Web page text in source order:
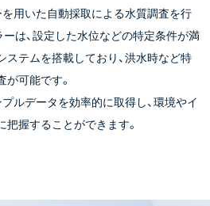
を用いた自動採取による水質調査を行
は、設定した水位などの特定条件が満
ステムを搭載しており、洪水時など特
可能です。
ルデータを効率的に取得し、環境やイ
握することができます。